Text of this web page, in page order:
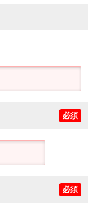
必須
必須